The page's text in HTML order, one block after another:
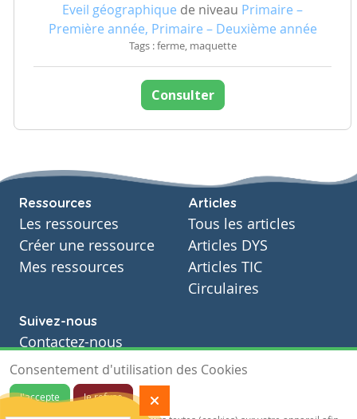
Eveil géographique de niveau Primaire –
Première année, Primaire – Deuxième année
Tags : ferme, maquette
Consulter
Ressources
Les ressources
Créer une ressource
Mes ressources
Articles
Tous les articles
Articles DYS
Articles TIC
Circulaires
Suivez-nous
Contactez-nous
Soutien scolaire
Notre page Facebook
Consentement d'utilisation des Cookies
J'accepte
Je refuse